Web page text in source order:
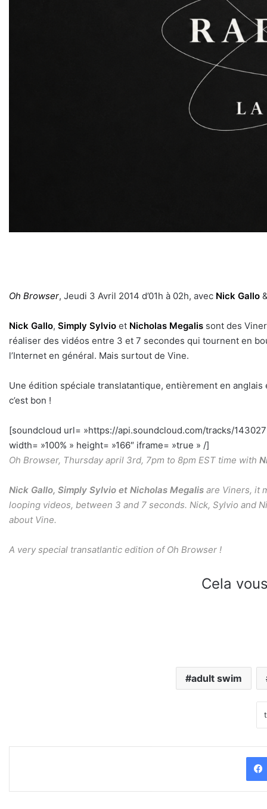
Oh Browser, Jeudi 3 Avril 2014 d’01h à 02h, avec Nick Gallo
Nick Gallo, Simply Sylvio et Nicholas Megalis sont des
réaliser des vidéos entre 3 et 7 secondes qui tournent en
l’Internet en général. Mais surtout de Vine.
Une édition spéciale translatantique, entièrement en
c’est bon !
[soundcloud url= »https://api.soundcloud.com/tracks/
width= »100% » height= »166″ iframe= »true » /]
Oh Browser, Thursday april 3rd, 7pm to 8pm EST time with
Nick Gallo, Simply Sylvio et Nicholas Megalis are Viners, it
looping videos, between 3 and 7 seconds. Nick, Sylvio and
about Vine.
A very special transatlantic edition of Oh Browser !
Cela
adult swim